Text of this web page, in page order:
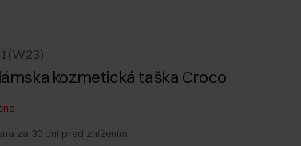
kozmetická taška Croco
za 30 dní pred znížením